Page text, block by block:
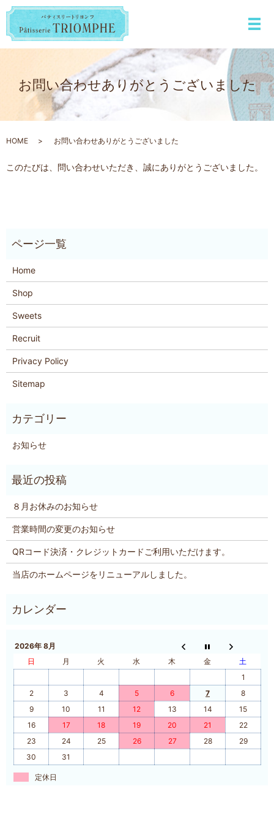
メ
お問い合わせありがとうございました
HOME お問い合わせありがとうございました
このたびは、問い合わせいただき、誠にありがとうございました。
Home
Shop
Sweets
Recruit
Privacy Policy
Sitemap
お知らせ
８月お休みのお知らせ
営業時間の変更のお知らせ
QRコード決済・クレジットカードご利用いただけます。
当店のホームページをリニューアルしました。
2026年 8月
日
月 火 水 木 金
土
1
2
3 4 5 6 7
8
9
10 11 12 13 14
15
16
17 18 19 20 21
22
23
24 25 26 27 28
29
30
31
定休日